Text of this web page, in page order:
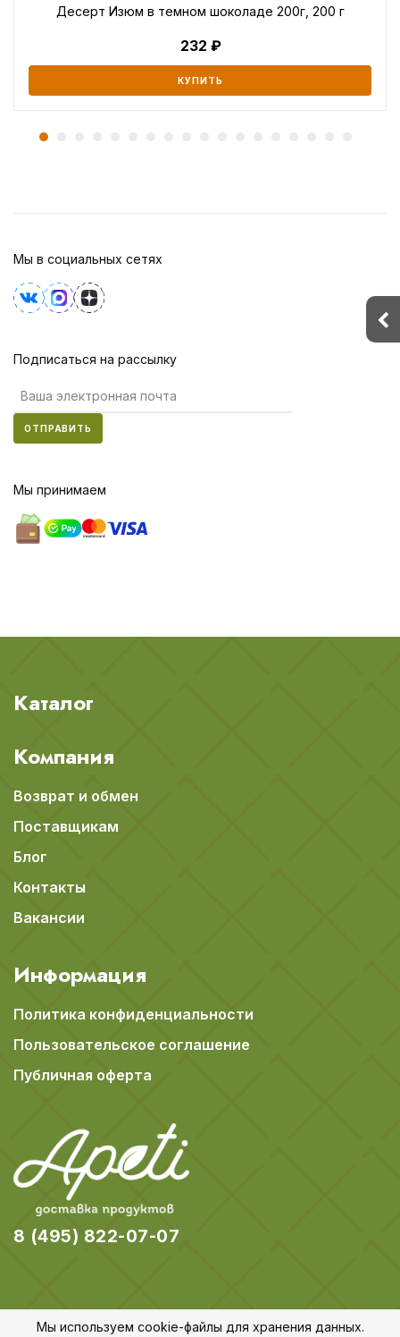
Десерт Изюм в темном шоколаде 200г, 200 г
232
КУПИТЬ
Мы в социальных сетях
Подписаться на рассылку
ОТПРАВИТЬ
Мы принимаем
Каталог
Компания
Возврат и обмен
Поставщикам
Блог
Контакты
Вакансии
Информация
Политика конфиденциальности
Пользовательское соглашение
Публичная оферта
8 (495) 822-07-07
Мы используем cookie-файлы для хранения данных.